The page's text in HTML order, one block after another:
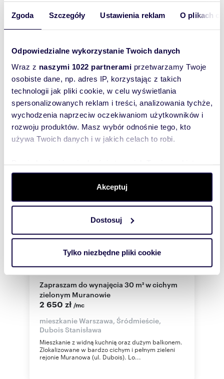
Zgoda Szczegóły Ustawienia reklam O plikach
Odpowiedzialne wykorzystanie Twoich danych
Wraz z naszymi 1022 partnerami przetwarzamy Twoje
osobiste dane, np. adres IP, korzystając z takich
technologii jak pliki cookie, w celu wyświetlania
spersonalizowanych reklam i treści, analizowania tychże,
wychodzenia naprzeciw oczekiwaniom użytkowników i
rozwoju produktów. Masz wybór odnośnie tego, kto
używa Twoich danych i w jakich celach to robi.
dane są przetwarzane oraz ustaw własne preferencje w
. W Deklaracji plików cookie możesz
zmienić lub wycofać swoją zgodę w dowolnej chwili.
Wykorzystujemy pliki cookie do spersonalizowania treści
i reklam, aby oferować funkcje społecznościowe i
korzystasz z naszej witryny, udostępniamy partnerom
Partnerzy mogą połączyć te informacje z innymi danymi
otrzymanymi od Ciebie lub uzyskanymi podczas
korzystania z ich usług.
Akceptuj
Dostosuj
Tylko niezbędne pliki cookie
Warszawy, widna loggia - polecam!
3 200 zł/mc + czynsz: 720 zł
Mieszkanie 2 pokojowe znajduje sie na 3 piętrze
wieżowca w fantastycznej lokalizacji w samym
centrum Warszawy obok Rotundy,Pasaż...
WYRÓŻNIONE
30m2 1 88zł/m2
Zapraszam do wynajęcia 30 m² w cichym
zielonym Muranowie
2 650 zł /mc
mieszkanie Warszawa, Śródmieście,
Dubois Stanisława
Mieszkanie z widną kuchnią oraz dużym balkonem.
Zlokalizowane w bardzo cichym i pełnym zieleni
rejonie Muranowa (ul. Dubois). Lo...